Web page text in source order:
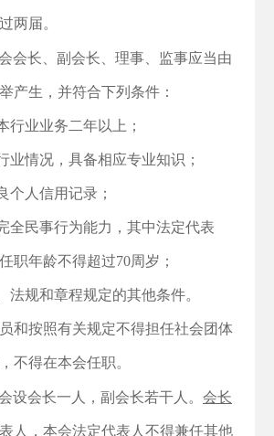
两届。
会长、副会长、理事、监事应当由
产生，并符合下列条件：
行业业务二年以上；
业情况，具备相应专业知识；
个人信用记录；
全民事行为能力，其中法定代表
职年龄不得超过70周岁；
法规和章程规定的其他条件。
和按照有关规定不得担任社会团体
不得在本会任职。
设会长一人，副会长若干人。 会长
人，本会法定代表人不得兼任其他